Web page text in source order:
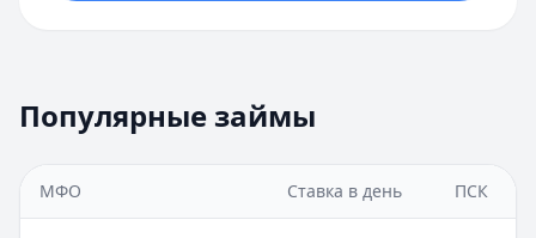
Популярные займы
МФО Ставка в день ПСК